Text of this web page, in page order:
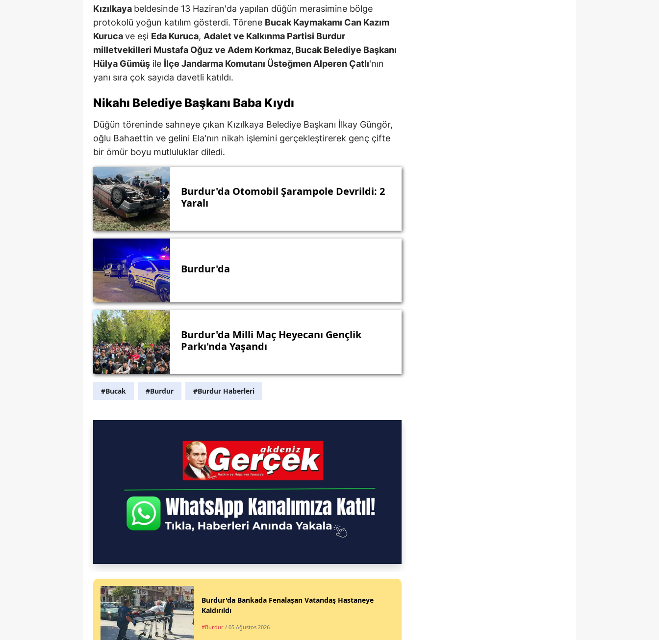
Kızılkaya beldesinde 13 Haziran'da yapılan düğün merasimine bölge
protokolü yoğun katılım gösterdi. Törene Bucak Kaymakamı Can Kazım
Kurucave eşi Eda Kuruca, Adalet ve Kalkınma Partisi Burdur
milletvekilleri Mustafa Oğuz ve Adem Korkmaz, Bucak Belediye Başkanı
Hülya Gümüş ile İlçe Jandarma Komutanı Üsteğmen Alperen Çatlı'nın
yanı sıra çok sayıda davetli katıldı.
Nikahı Belediye Başkanı Baba Kıydı
Düğün töreninde sahneye çıkan Kızılkaya Belediye Başkanı İlkay Güngör,
oğlu Bahaettin ve gelini Ela'nın nikah işlemini gerçekleştirerek genç çifte
bir ömür boyu mutluluklar diledi.
Burdur'da Otomobil Şarampole Devrildi: 2
Yaralı
Burdur'da
Burdur'da Milli Maç Heyecanı Gençlik
Parkı'nda Yaşandı
#Bucak #Burdur #Burdur Haberleri
Burdur'da Bankada Fenalaşan Vatandaş Hastaneye
Kaldırıldı
#Burdur / 05 Ağustos 2026